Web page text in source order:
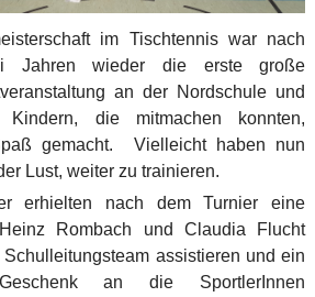
im Tischtennis war nach
Jahren wieder die erste große
an der Nordschule und
die mitmachen konnten,
gemacht. Vielleicht haben nun
Lust, weiter zu trainieren.
erhielten nach dem Turnier eine
Heinz Rombach und Claudia Flucht
Schulleitungsteam assistieren und ein
an die SportlerInnen